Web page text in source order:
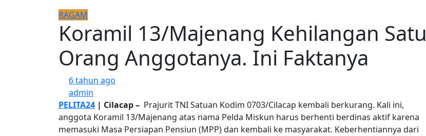
RAGAM
Koramil 13/Majenang Kehilangan Satu
Orang Anggotanya. Ini Faktanya
6 tahun ago
admin
PELITA24 | Cilacap – Prajurit TNI Satuan Kodim 0703/Cilacap kembali berkurang. Kali ini,
anggota Koramil 13/Majenang atas nama Pelda Miskun harus berhenti berdinas aktif karena
memasuki Masa Persiapan Pensiun (MPP) dan kembali ke masyarakat. Keberhentiannya dari